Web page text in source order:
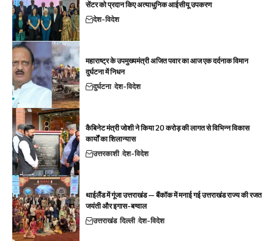
सेंटर को प्रदान किए अत्याधुनिक आईसीयू उपकरण
देश-विदेश
महाराष्ट्र के उपमुख्यमंत्री अजित पवार का आज एक दर्दनाक विमान
दुर्घटना में निधन
दुर्घटना देश-विदेश
कैबिनेट मंत्री जोशी ने किया 20 करोड़ की लागत से विभिन्न विकास
कार्यों का शिलान्यास
उत्तरकाशी देश-विदेश
थाईलैंड में गूंजा उत्तराखंड — बैंकॉक में मनाई गई उत्तराखंड राज्य की रजत
जयंती और इगास-बग्वाल
उत्तराखंड दिल्ली देश-विदेश